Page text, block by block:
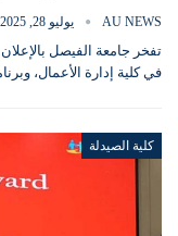
AU NEWS يوليو 28, 2025
في كلية إدارة الأعمال،
كلية الصيدلة